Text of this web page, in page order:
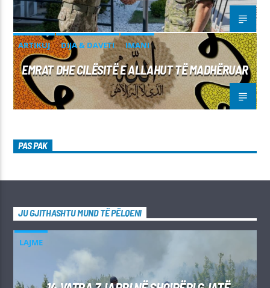
ARTIKUJ DIJA & DAVETI IMANI
EMRAT DHE CILËSITË E ALLAHUT TË MADHËRUAR
PAS PAK
JU GJITHASHTU MUND TË PËLQENI
LAJME